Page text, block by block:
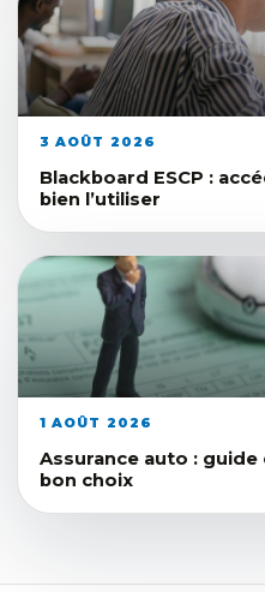
3 AOÛT 2026
Blackboard ESCP :
bien l’utiliser
1 AOÛT 2026
Assurance auto :
bon choix